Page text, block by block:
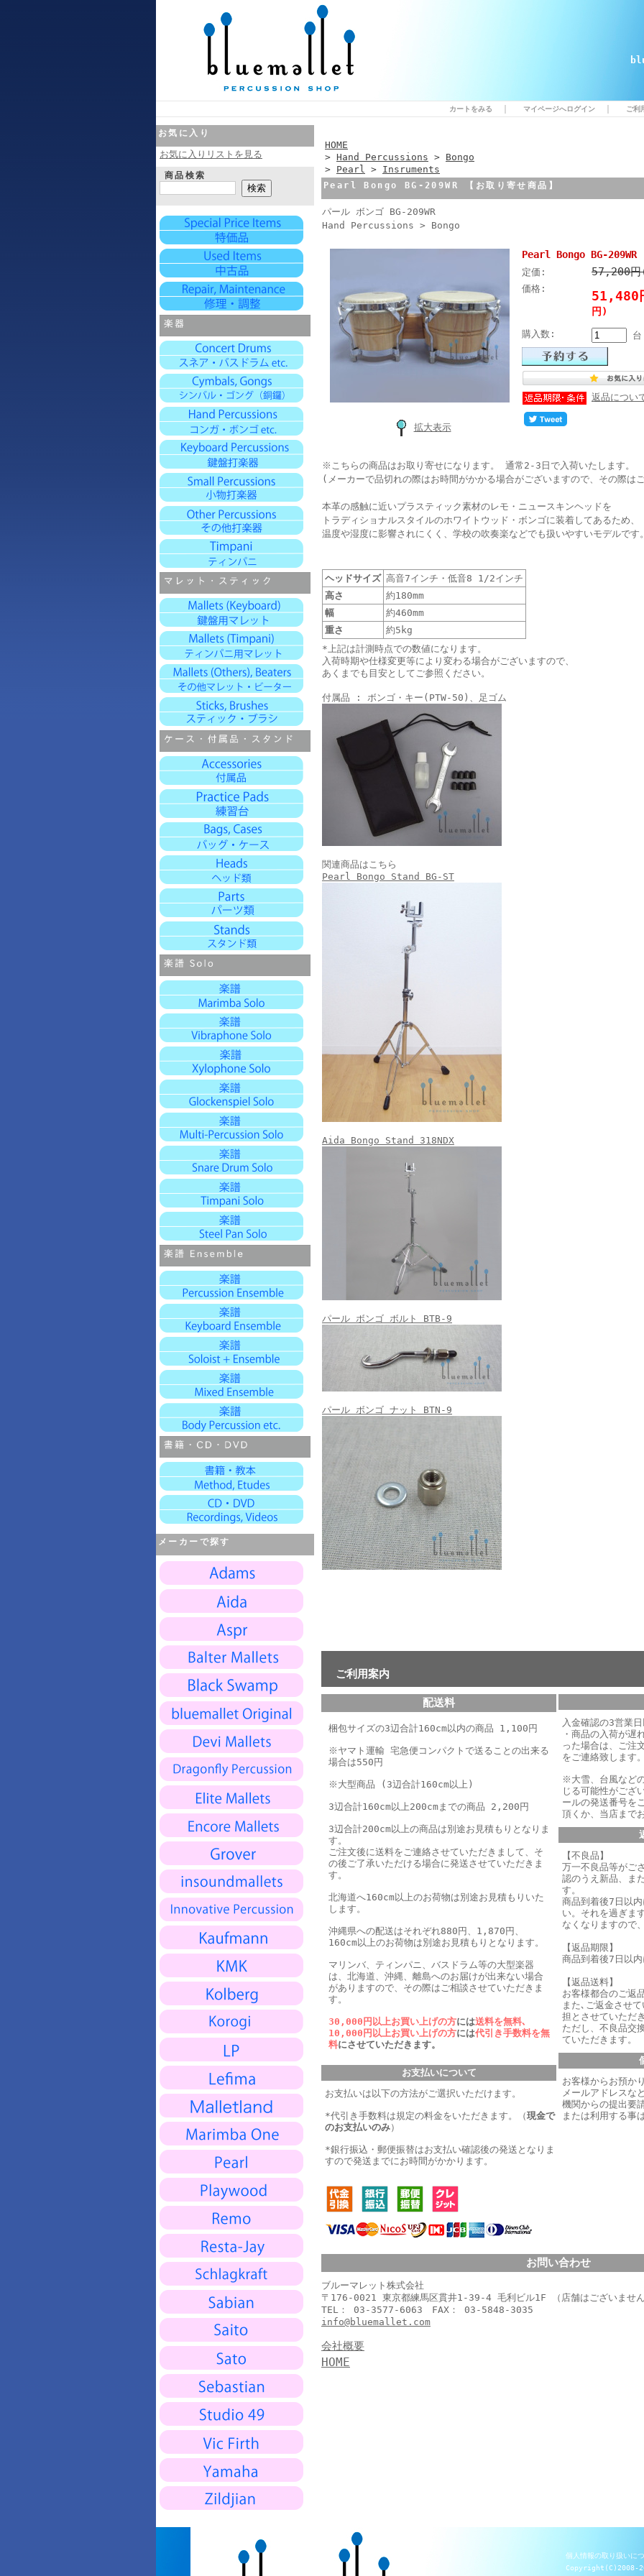
カートをみる マイページへログイン ご利
お気に入り
お気に入りリストを見る
商品検索
メーカーで探す
HOME
> Hand Percussions > Bongo
> Pearl > Insruments
Pearl Bongo BG-209WR 【お取り寄せ商品】
パール ボンゴ BG-209WR
Hand Percussions > Bongo
拡大表示
Pearl Bongo BG-209WR
定価: 57,200
価格: 51,480
円)
購入数: 台
返品につい
※こちらの商品はお取り寄せになります。 通常2-3日で入荷いたします。
(メーカーで品切れの際はお時間がかかる場合がございますので、その際は
本革の感触に近いプラスティック素材のレモ・ニュースキンヘッドを
トラディショナルスタイルのホワイトウッド・ボンゴに装着してあるため、
温度や湿度に影響されにくく、学校の吹奏楽などでも扱いやすいモデルです。
ヘッドサイズ 高音7インチ・低音8 1/2インチ
高さ
約180mm
幅
約460mm
重さ
約5kg
*上記は計測時点での数値になります。
入荷時期や仕様変更等により変わる場合がございますので、
あくまでも目安としてご参照ください。
付属品 : ボンゴ・キー(PTW-50)、足ゴム
関連商品はこちら
Pearl Bongo Stand BG-ST
Aida Bongo Stand 318NDX
パール ボンゴ ボルト BTB-9
パール ボンゴ ナット BTN-9
ご利用案内
配送料
梱包サイズの3辺合計160cm以内の商品 1,100円
※ヤマト運輸 宅急便コンパクトで送ることの出来る
場合は550円
※大型商品 (3辺合計160cm以上)
3辺合計160cm以上200cmまでの商品 2,200円
3辺合計200cm以上の商品は別途お見積もりとなりま
す。
ご注文後に送料をご連絡させていただきまして、そ
の後ご了承いただける場合に発送させていただきま
す。
北海道へ160cm以上のお荷物は別途お見積もりいた
します。
沖縄県への配送はそれぞれ880円、1,870円、
160cm以上のお荷物は別途お見積もりとなります。
マリンバ、ティンパニ、バスドラム等の大型楽器
は、北海道、沖縄、離島へのお届けが出来ない場合
がありますので、その際はご相談させていただきま
す。
30,000円以上お買い上げの方には送料を無料､
10,000円以上お買い上げの方には代引き手数料を無
料にさせていただきます。
お支払いについて
お支払いは以下の方法がご選択いただけます。
*代引き手数料は規定の料金をいただきます。 （現金で
のお支払いのみ）
*銀行振込・郵便振替はお支払い確認後の発送となりま
すので発送までにお時間がかかります。
入金確認の3営業日
・商品の入荷が遅
った場合は、 ご注
をご連絡致します。
※大雪、台風など
じる可能性がござ
ールの発送番号を
頂くか、当店まで
【不良品】
万一不良品等がご
認のうえ新品、ま
す。
商品到着後7日以
い。それを過ぎま
なくなりますので
【返品期限】
商品到着後7日以内
【返品送料】
お客様都合のご返
また､ご返金させ
担とさせていただ
ただし、不良品交
ていただきます。
お客様からお預か
メールアドレスな
機関からの提出要
または利用する事
お問い合わせ
ブルーマレット株式会社
〒176-0021 東京都練馬区貫井1-39-4 毛利ビル1F （店舗はございません
TEL： 03-3577-6063 FAX： 03-5848-3035
info@bluemallet.com
会社概要
HOME
個人情報の取り扱いに
Copyright(C)2008-